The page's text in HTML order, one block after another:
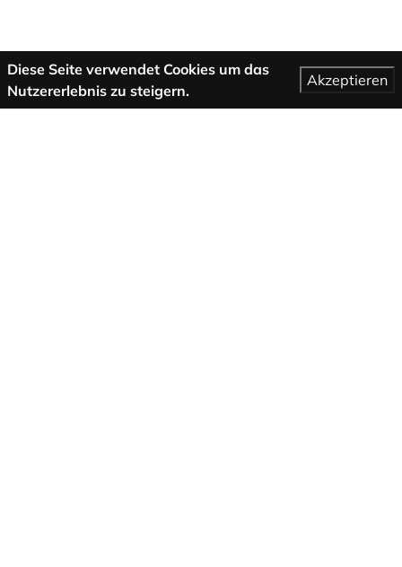
Diese Seite verwendet Cookies um das
Nutzererlebnis zu steigern.
Akzeptieren